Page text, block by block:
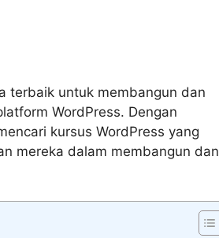
terbaik untuk membangun dan
WordPress. Dengan
kursus WordPress yang
mereka dalam membangun dan